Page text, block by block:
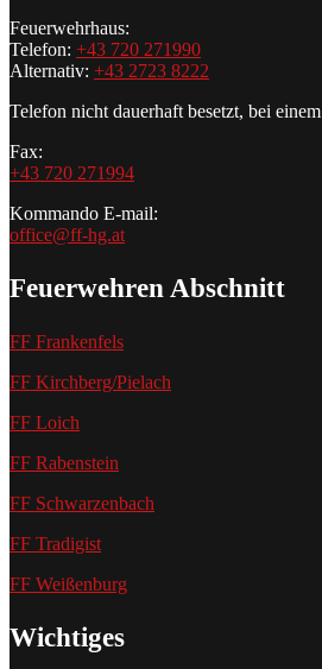
Feuerwehrhaus:
Telefon: +43 720 271990
Alternativ: +43 2723 8222
Telefon nicht dauerhaft besetzt, bei einem
Fax:
+43 720 271994
Kommando E-mail:
office@ff-hg.at
Feuerwehren Abschnitt
FF Frankenfels
FF Kirchberg/Pielach
FF Loich
FF Rabenstein
FF Schwarzenbach
FF Tradigist
FF Weißenburg
Wichtiges